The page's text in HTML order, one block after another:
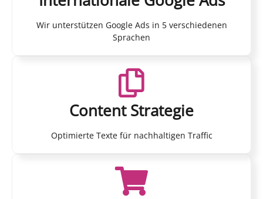
Wir unterstützen Google Ads in 5 verschiedenen
Sprachen
Content Strategie
Optimierte Texte für nachhaltigen Traffic